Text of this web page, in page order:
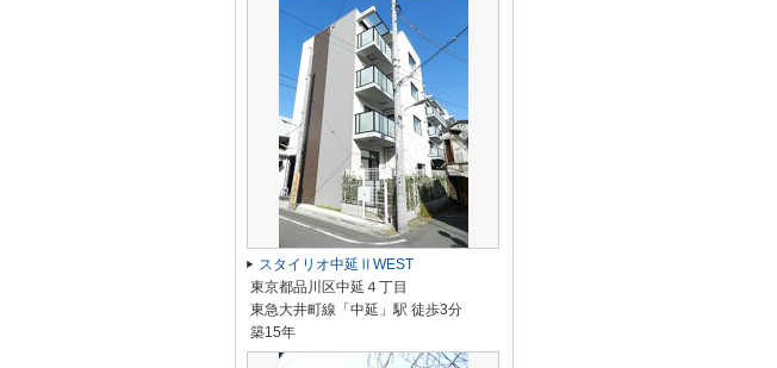
スタイリオ中延ⅡWEST
東京都品川区中延４丁目
東急大井町線「中延」駅 徒歩3分
築15年